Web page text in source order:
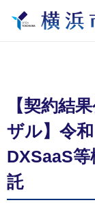
【契約結
ザル】令
DXSaaS
託